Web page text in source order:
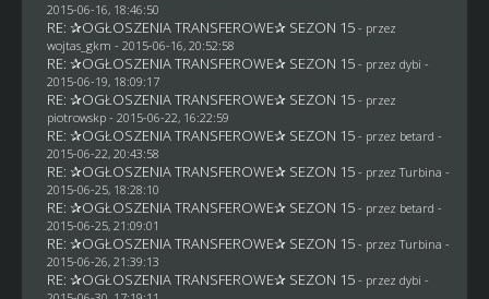
2015-06-16, 18:46:50
RE: ✰OGŁOSZENIA TRANSFEROWE✰ SEZON 15 - przez
wojtas_gkm - 2015-06-16, 20:52:58
RE: ✰OGŁOSZENIA TRANSFEROWE✰ SEZON 15 - przez dybi -
2015-06-19, 18:09:17
RE: ✰OGŁOSZENIA TRANSFEROWE✰ SEZON 15 - przez
piotrowskp- 2015-06-22, 16:22:59
RE: ✰OGŁOSZENIA TRANSFEROWE✰ SEZON 15 - przez betard -
2015-06-22, 20:43:58
RE: ✰OGŁOSZENIA TRANSFEROWE✰ SEZON 15 - przez Turbina -
2015-06-25, 18:28:10
RE: ✰OGŁOSZENIA TRANSFEROWE✰ SEZON 15 - przez betard -
2015-06-25, 21:09:01
RE: ✰OGŁOSZENIA TRANSFEROWE✰ SEZON 15 - przez Turbina -
2015-06-26, 21:39:13
RE: ✰OGŁOSZENIA TRANSFEROWE✰ SEZON 15 - przez dybi -